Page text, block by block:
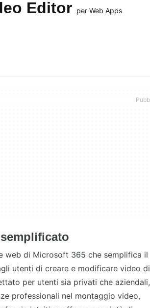
Editor per Web Apps
web di Microsoft 365 che semplifica il
utenti di creare e modificare video di
per utenti sia privati che aziendali,
professionali nel montaggio video,